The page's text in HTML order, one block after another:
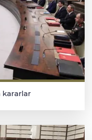
kararlar